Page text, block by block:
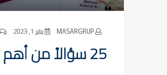
MASARGRUP يناير 1, 2023
25 سؤالاً من أهم أسئلة الجنسية التركية